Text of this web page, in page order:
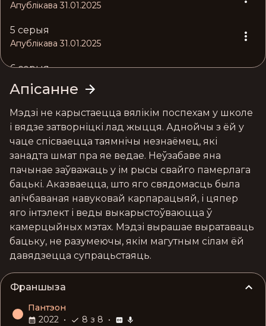
Апублікава 31.01.2025
5 серыя
Апублікава 31.01.2025
6 серыя
Апублікава 31.01.2025
7 серыя
Апублікава 31.01.2025
8 серыя
Апублікава 31.01.2025
Апісанне
Мэдзі не карыстаецца вялікім поспехам у школе
і вядзе затворніцкі лад жыцця. Аднойчы з ёй у
чаце спісваецца таямнічы незнаёмец, які
занадта шмат пра яе ведае. Неўзабаве яна
пачынае заўважаць у ім рысы свайго памерлага
бацькі. Аказваецца, што яго свядомасць была
алічбаваная навуковай карпарацыяй, і цяпер
яго інтэлект і веды выкарыстоўваюцца ў
камерцыйных мэтах. Мэдзі вырашае выратаваць
бацьку, не разумеючы, якім магутным сілам ёй
давядзецца супрацьстаяць.
Франшыза
Пантэон
2022 • 8 з 8 •